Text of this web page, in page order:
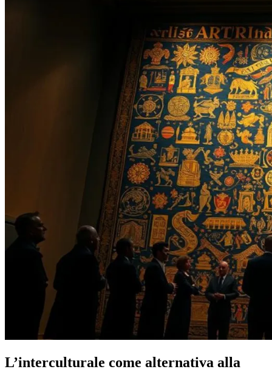
L’interculturale come alternativa alla